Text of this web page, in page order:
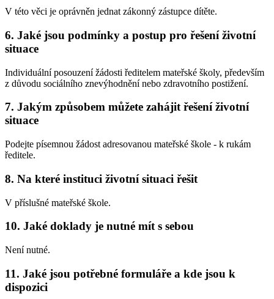
V této věci je oprávněn jednat zákonný zástupce dítěte.
6. Jaké jsou podmínky a postup pro řešení životní
situace
Individuální posouzení žádosti ředitelem mateřské školy, především
z důvodu sociálního znevýhodnění nebo zdravotního postižení.
7. Jakým způsobem můžete zahájit řešení životní
situace
Podejte písemnou žádost adresovanou mateřské škole - k rukám
ředitele.
8. Na které instituci životní situaci řešit
V příslušné mateřské škole.
10. Jaké doklady je nutné mít s sebou
Není nutné.
11. Jaké jsou potřebné formuláře a kde jsou k
dispozici